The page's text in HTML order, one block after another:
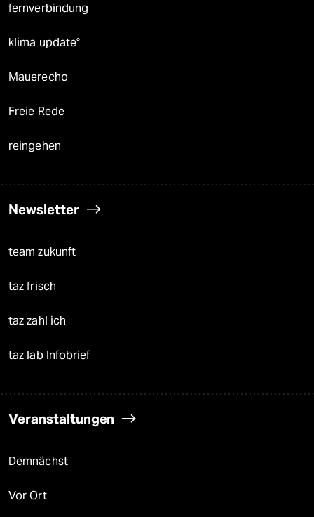
fernverbindung
klima update°
Mauerecho
Freie Rede
reingehen
Newsletter
team zukunft
taz frisch
taz zahl ich
taz lab Infobrief
Veranstaltungen
Demnächst
Vor Ort